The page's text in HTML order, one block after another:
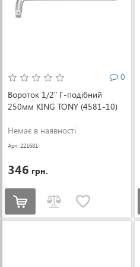
0
Вороток 1/2" Г-подібний
250мм KING TONY (4581-10)
Немає в наявності
Арт: 221681
346 грн.